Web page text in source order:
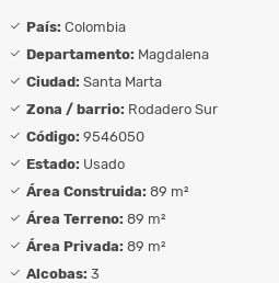
País: Colombia
Departamento: Magdalena
Ciudad: Santa Marta
Zona / barrio: Rodadero Sur
Código: 9546050
Estado: Usado
Área Construida: 89 m²
Área Terreno: 89 m²
Área Privada: 89 m²
Alcobas: 3